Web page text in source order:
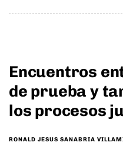
Encuentros
de prueba y
los procesos
RONALD JESUS SANABRIA